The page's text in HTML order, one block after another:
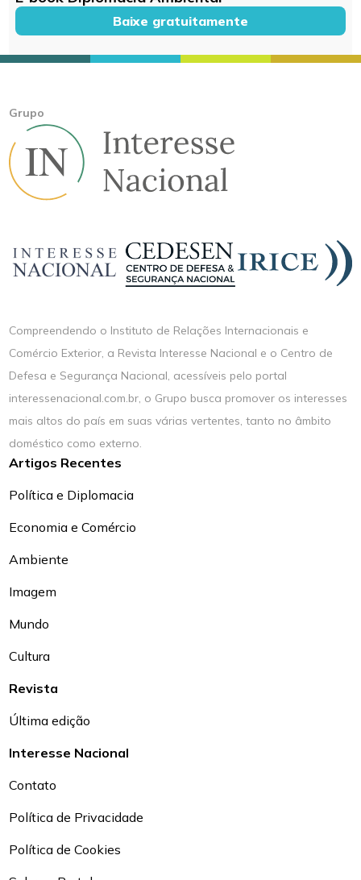
Baixe gratuitamente
Grupo
Compreendendo o Instituto de Relações Internacionais e
Comércio Exterior, a Revista Interesse Nacional e o Centro de
Defesa e Segurança Nacional, acessíveis pelo portal
interessenacional.com.br, o Grupo busca promover os interesses
mais altos do país em suas várias vertentes, tanto no âmbito
doméstico como externo.
Artigos Recentes
Política e Diplomacia
Economia e Comércio
Ambiente
Imagem
Mundo
Cultura
Revista
Última edição
Interesse Nacional
Contato
Política de Privacidade
Política de Cookies